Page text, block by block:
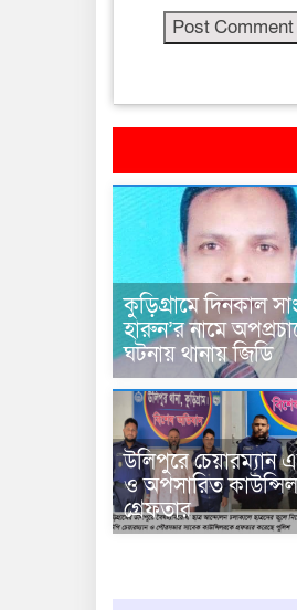
কুড়িগ্রামে দিনকাল
হারুন’র নামে
ঘটনায় থানায় জিডি
উলিপুরে চেয়ারম্যান
ও অপসারিত
গ্রেফতার